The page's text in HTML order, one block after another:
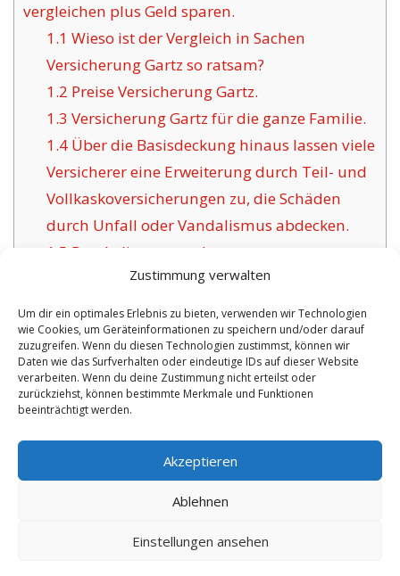
Zustimmung verwalten
Um dir ein optimales Erlebnis zu bieten, verwenden wir Technologien
wie Cookies, um Geräteinformationen zu speichern und/oder darauf
zuzugreifen. Wenn du diesen Technologien zustimmst, können wir
Daten wie das Surfverhalten oder eindeutige IDs auf dieser Website
verarbeiten. Wenn du deine Zustimmung nicht erteilst oder
zurückziehst, können bestimmte Merkmale und Funktionen
beeinträchtigt werden.
Akzeptieren
Ablehnen
Einstellungen ansehen
vergleichen plus Geld sparen.
1.1 Wieso ist der Vergleich in Sachen
Versicherung Gartz so ratsam?
1.2 Preise Versicherung Gartz.
1.3 Versicherung Gartz für die ganze Familie.
1.4Über die Basisdeckung hinaus lassen viele
Versicherer eine Erweiterung durch Teil- und
Vollkaskoversicherungen zu, die Schäden
durch Unfall oder Vandalismus abdecken.
1.5 Das Anliegen anerkannter
Versicherungsgesellschaften für Gartz:
1.6
Positive Argumente dieser Versicherung in
Gartz:
1.6.1Persönliche Optionen und
Versicherungszertifikat:
No tags for this post.
Copyright 2026 by digi-versicherung.de - Versicherung in der Nähe |